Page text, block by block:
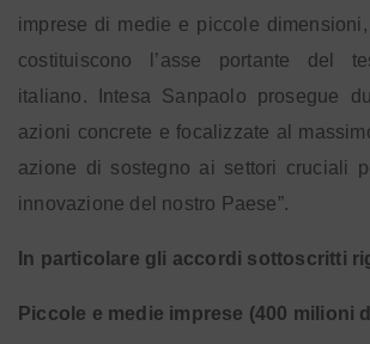
imprese di medie e piccole
costituiscono l’asse portante del
italiano. Intesa Sanpaolo prosegue
azioni concrete e focalizzate al
azione di sostegno ai settori cruciali
innovazione del nostro Paese”.
In particolare gli accordi sottoscritti
Piccole e medie imprese (400 milioni